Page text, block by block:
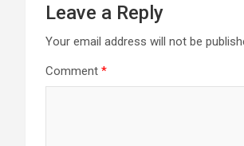
Leave a Reply
Your email address will not be
Comment *